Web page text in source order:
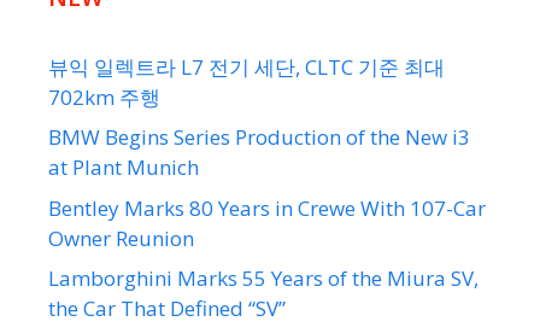
뷰익 일렉트라 L7 전기 세단, CLTC 기준 최대
702km 주행
BMW Begins Series Production of the New i3
at Plant Munich
Bentley Marks 80 Years in Crewe With 107-Car
Owner Reunion
Lamborghini Marks 55 Years of the Miura SV,
the Car That Defined “SV”